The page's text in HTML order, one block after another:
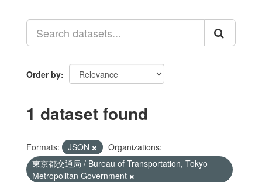
Order by
1 dataset found
Formats: JSON
Organizations:
東京都交通局 / Bureau of Transportation, Tokyo
Metropolitan Government